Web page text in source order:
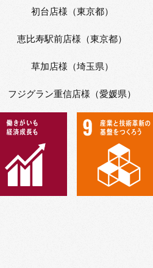
初台店様（東京都）
恵比寿駅前店様（東京都）
草加店様（埼玉県）
フジグラン重信店様（愛媛県）